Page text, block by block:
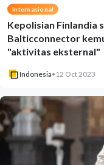
Internasional
Kepolisian Finlandia
Balticconnector
"aktivitas eksternal"
Indonesia• 12 Oct 2023